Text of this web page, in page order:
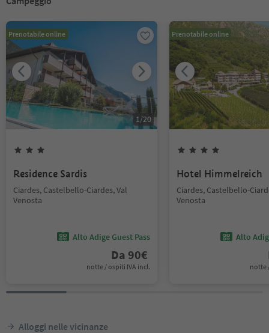
Prenotabile online
1/20
Residence Sardis
Ciardes, Castelbello-Ciardes, Val
Venosta
Alto Adige Guest Pass
Da 90€
notte / ospiti IVA incl.
Prenotabile online
Hotel Himmelreich
Ciardes, Castelbello-
Venosta
Alto
notte
Alloggi nelle vicinanze